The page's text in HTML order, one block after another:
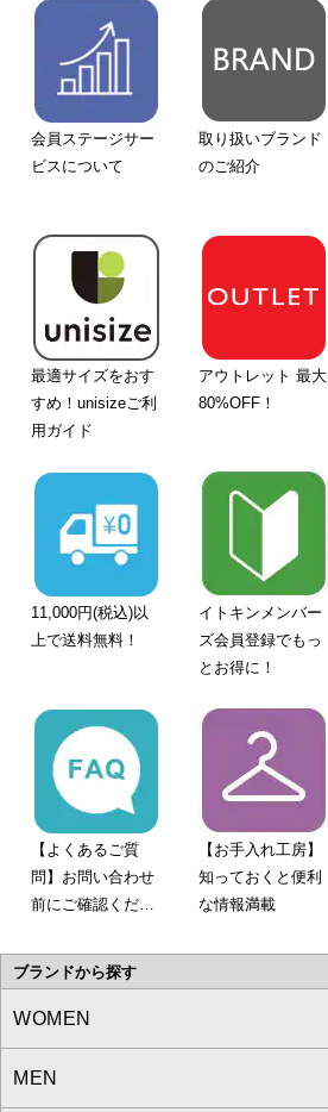
会員ステージサー
ビスについて
取り扱いブランド
のご紹介
最適サイズをおす
すめ！unisizeご利
用ガイド
アウトレット 最大
80%OFF！
11,000円(税込)以
上で送料無料！
イトキンメンバー
ズ会員登録でもっ
とお得に！
【よくあるご質
問】お問い合わせ
前にご確認くださ
【お手入れ工房】
知っておくと便利
な情報満載
ブランドから探す
WOMEN
a.v.v
MEN